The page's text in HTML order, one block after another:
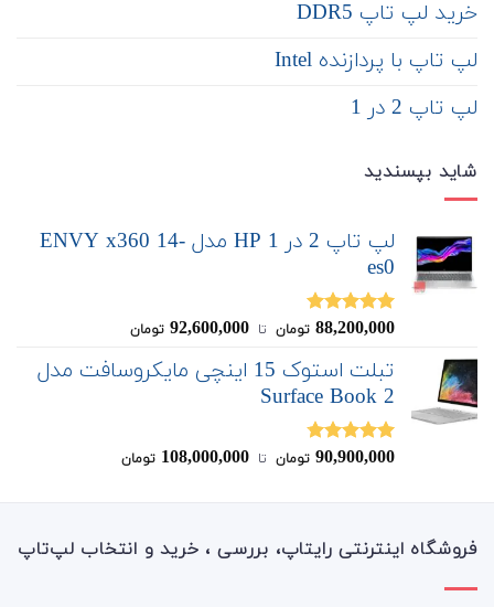
خرید لپ تاپ DDR5
لپ تاپ با پردازنده Intel
لپ تاپ 2 در 1
شاید بپسندید
لپ تاپ 2 در 1 HP مدل ENVY x360 14-
es0
نمره5.00
88,200,000 تومان ‌ تا ‌ 92,600,000 تومان
تبلت استوک 15 اینچی مایکروسافت مدل
Surface Book 2
نمره4.75
90,900,000 تومان ‌ تا ‌ 108,000,000 تومان
فروشگاه اینترنتی رایتاپ، بررسی ، خرید و انتخاب لپ‌تاپ